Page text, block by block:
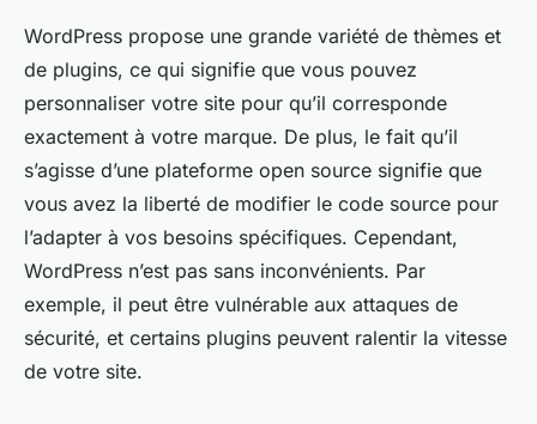
WordPress propose une grande variété de thèmes et
de plugins, ce qui signifie que vous pouvez
personnaliser votre site pour qu’il corresponde
exactement à votre marque. De plus, le fait qu’il
s’agisse d’une plateforme open source signifie que
vous avez la liberté de modifier le code source pour
l’adapter à vos besoins spécifiques. Cependant,
WordPress n’est pas sans inconvénients. Par
exemple, il peut être vulnérable aux attaques de
sécurité, et certains plugins peuvent ralentir la vitesse
de votre site.